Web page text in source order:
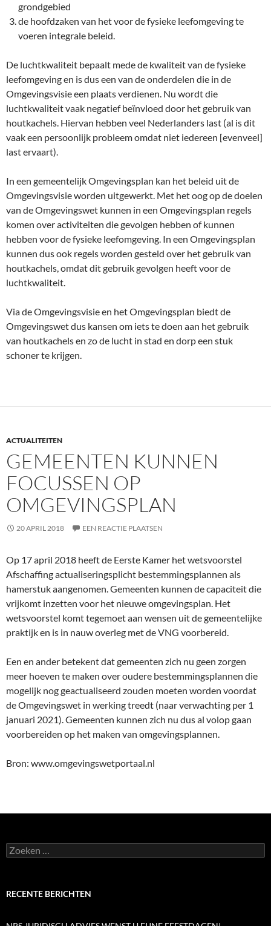
grondgebied
de hoofdzaken van het voor de fysieke leefomgeving te
voeren integrale beleid.
De luchtkwaliteit bepaalt mede de kwaliteit van de fysieke
leefomgeving en is dus een van de onderdelen die in de
Omgevingsvisie een plaats verdienen. Nu wordt die
luchtkwaliteit vaak negatief beïnvloed door het gebruik van
houtkachels. Hiervan hebben veel Nederlanders last (al is dit
vaak een persoonlijk probleem omdat niet iedereen [evenveel]
last ervaart).
In een gemeentelijk Omgevingsplan kan het beleid uit de
Omgevingsvisie worden uitgewerkt. Met het oog op de doelen
van de Omgevingswet kunnen in een Omgevingsplan regels
komen over activiteiten die gevolgen hebben of kunnen
hebben voor de fysieke leefomgeving. In een Omgevingsplan
kunnen dus ook regels worden gesteld over het gebruik van
houtkachels, omdat dit gebruik gevolgen heeft voor de
luchtkwaliteit.
Via de Omgevingsvisie en het Omgevingsplan biedt de
Omgevingswet dus kansen om iets te doen aan het gebruik
van houtkachels en zo de lucht in stad en dorp een stuk
schoner te krijgen.
ACTUALITEITEN
GEMEENTEN KUNNEN
FOCUSSEN OP
OMGEVINGSPLAN
20 APRIL 2018 EEN REACTIE PLAATSEN
Op 17 april 2018 heeft de Eerste Kamer het wetsvoorstel
Afschaffing actualiseringsplicht bestemmingsplannen als
hamerstuk aangenomen. Gemeenten kunnen de capaciteit die
vrijkomt inzetten voor het nieuwe omgevingsplan. Het
wetsvoorstel komt tegemoet aan wensen uit de gemeentelijke
praktijk en is in nauw overleg met de VNG voorbereid.
Een en ander betekent dat gemeenten zich nu geen zorgen
meer hoeven te maken over oudere bestemmingsplannen die
mogelijk nog geactualiseerd zouden moeten worden voordat
de Omgevingswet in werking treedt (naar verwachting per 1
januari 2021). Gemeenten kunnen zich nu dus al volop gaan
voorbereiden op het maken van omgevingsplannen.
Bron: www.omgevingswetportaal.nl
Zoeken
naar:
RECENTE BERICHTEN